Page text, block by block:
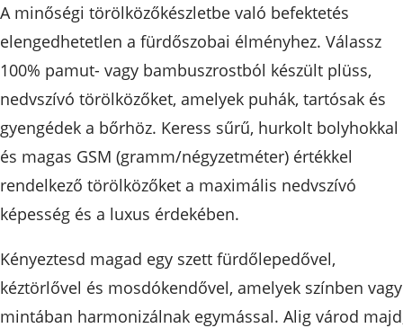
A minőségi törölközőkészletbe való befektetés
elengedhetetlen a fürdőszobai élményhez. Válassz
100% pamut- vagy bambuszrostból készült plüss,
nedvszívó törölközőket, amelyek puhák, tartósak és
gyengédek a bőrhöz. Keress sűrű, hurkolt bolyhokkal
és magas GSM (gramm/négyzetméter) értékkel
rendelkező törölközőket a maximális nedvszívó
képesség és a luxus érdekében.
Kényeztesd magad egy szett fürdőlepedővel,
kéztörlővel és mosdókendővel, amelyek színben vagy
mintában harmonizálnak egymással. Alig várod